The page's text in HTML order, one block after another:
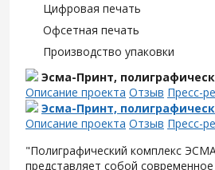
Цифровая печать
Офсетная печать
Производство упаковки
Эсма-Принт,
Описание проекта Отзыв Пресс-
Эсма-Принт,
Описание проекта Отзыв Пресс-
"Полиграфический комплекс
представляет собой